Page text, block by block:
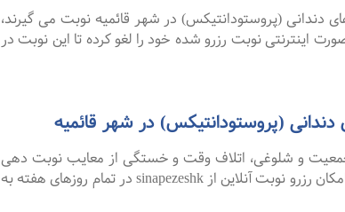
پروتزهای دندانی (پروستودانتیکس) در شهر قائمیه نوبت می گیرند،
اینترنتی نوبت رزرو شده خود را لغو کرده تا این نوبت در
(پروستودانتیکس) در شهر قائمیه
جمعیت و شلوغی، اتلاف وقت و خستگی از معایب نوبت دهی
سنتی بوده که پیشرفت علم و تکنولوژی و نوبت دهی اینترنتی این مشکل را برطرف کرده است. امکان رزرو نوبت آنلاین از sinapezeshk در تمام روزهای هفته به